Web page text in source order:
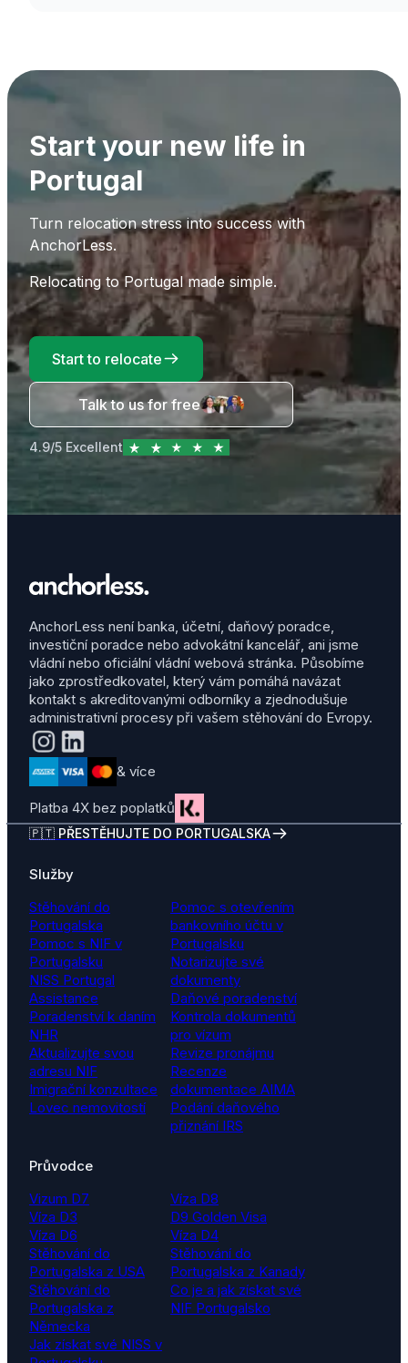
Start your new life in
Portugal
Turn relocation stress into success with
AnchorLess.
Relocating to Portugal made simple.
Start to relocate
Talk to us for free
4.9/5 Excellent
AnchorLess není banka, účetní, daňový poradce,
investiční poradce nebo advokátní kancelář, ani jsme
vládní nebo oficiální vládní webová stránka. Působíme
jako zprostředkovatel, který vám pomáhá navázat
kontakt s akreditovanými odborníky a zjednodušuje
administrativní procesy při vašem stěhování do Evropy.
& více
Platba 4X bez poplatků
🇵🇹 PŘESTĚHUJTE DO PORTUGALSKA
Služby
Stěhování do
Portugalska
Pomoc s NIF v
Portugalsku
NISS Portugal
Assistance
Poradenství k daním
NHR
Aktualizujte svou
adresu NIF
Imigrační konzultace
Lovec nemovitostí
Pomoc s otevřením
bankovního účtu v
Portugalsku
Notarizujte své
dokumenty
Daňové poradenství
Kontrola dokumentů
pro vízum
Revize pronájmu
Recenze
dokumentace AIMA
Podání daňového
přiznání IRS
Průvodce
Vizum D7
Víza D3
Víza D6
Stěhování do
Portugalska z USA
Stěhování do
Portugalska z
Německa
Jak získat své NISS v
Víza D8
D9 Golden Visa
Víza D4
Stěhování do
Portugalska z Kanady
Co je a jak získat své
NIF Portugalsko